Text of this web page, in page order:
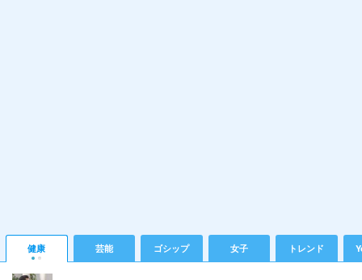
健康 芸能 ゴシップ 女子 トレンド